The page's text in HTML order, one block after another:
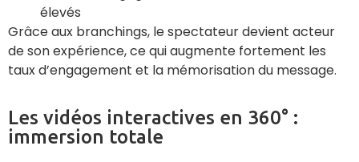
élevés
Grâce aux branchings, le spectateur devient acteur
de son expérience, ce qui augmente fortement les
taux d’engagement et la mémorisation du message.
Les vidéos interactives en 360° :
immersion totale